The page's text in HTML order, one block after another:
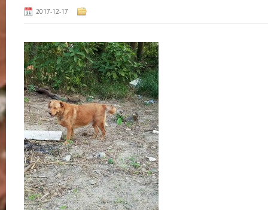
2017-12-17